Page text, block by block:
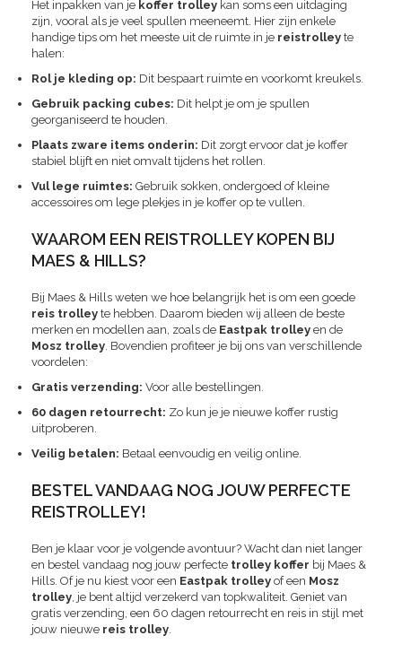
Het inpakken van je koffer trolley kan soms een uitdaging
zijn, vooral als je veel spullen meeneemt. Hier zijn enkele
handige tips om het meeste uit de ruimte in je reistrolley te
halen:
Rol je kleding op: Dit bespaart ruimte en voorkomt kreukels.
Gebruik packing cubes: Dit helpt je om je spullen
georganiseerd te houden.
Plaats zware items onderin: Dit zorgt ervoor dat je koffer
stabiel blijft en niet omvalt tijdens het rollen.
Vul lege ruimtes: Gebruik sokken, ondergoed of kleine
accessoires om lege plekjes in je koffer op te vullen.
WAAROM EEN REISTROLLEY KOPEN BIJ
MAES & HILLS?
Bij Maes & Hills weten we hoe belangrijk het is om een goede
reis trolley te hebben. Daarom bieden wij alleen de beste
merken en modellen aan, zoals de Eastpak trolley en de
Mosz trolley. Bovendien profiteer je bij ons van verschillende
voordelen:
Gratis verzending: Voor alle bestellingen.
60 dagen retourrecht: Zo kun je je nieuwe koffer rustig
uitproberen.
Veilig betalen: Betaal eenvoudig en veilig online.
BESTEL VANDAAG NOG JOUW PERFECTE
REISTROLLEY!
Ben je klaar voor je volgende avontuur? Wacht dan niet langer
en bestel vandaag nog jouw perfecte trolley koffer bij Maes &
Hills. Of je nu kiest voor een Eastpak trolley of een Mosz
trolley, je bent altijd verzekerd van topkwaliteit. Geniet van
gratis verzending, een 60 dagen retourrecht en reis in stijl met
jouw nieuwe reis trolley.